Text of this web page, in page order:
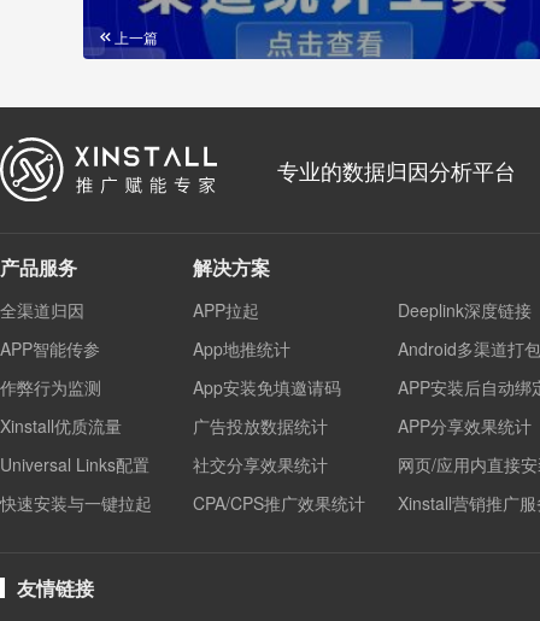
上一篇
专业的数据归因分析平台
产品服务
全渠道归因
APP智能传参
作弊行为监测
Xinstall优质流量
Universal Links配置
快速安装与一键拉起
解决方案
APP拉起
Deeplink深度链接
App地推统计
Android多渠道打包
App安装免填邀请码
APP安装后自动绑
广告投放数据统计
APP分享效果统计
社交分享效果统计
网页/应用内直接
CPA/CPS推广效果统计
Xinstall营销推广
友情链接